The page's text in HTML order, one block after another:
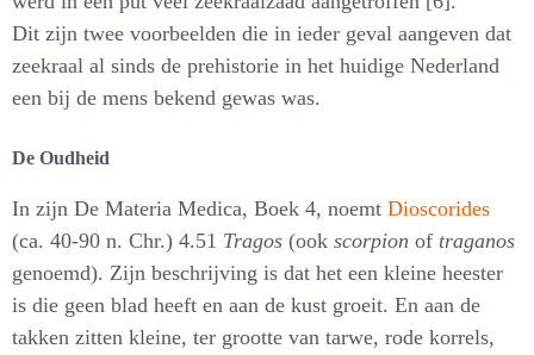
Dit zijn twee voorbeelden die in ieder geval aangeven dat
zeekraal al sinds de prehistorie in het huidige Nederland
een bij de mens bekend gewas was.
De Oudheid
In zijn De Materia Medica, Boek 4, noemt Dioscorides
(ca. 40-90 n. Chr.) 4.51 Tragos (ook scorpion of traganos
genoemd). Zijn beschrijving is dat het een kleine heester
is die geen blad heeft en aan de kust groeit. En aan de
takken zitten kleine, ter grootte van tarwe, rode korrels,